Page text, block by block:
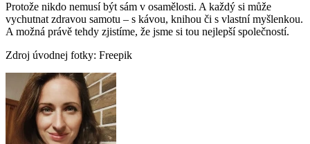
Protože nikdo nemusí být sám v osamělosti. A každý si může
vychutnat zdravou samotu – s kávou, knihou či s vlastní myšlenkou.
A možná právě tehdy zjistíme, že jsme si tou nejlepší společností.
Zdroj úvodnej fotky: Freepik